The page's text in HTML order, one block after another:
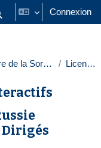
désactiver la saisie
Connexion
École d'histoire de la Sorbonne Licences